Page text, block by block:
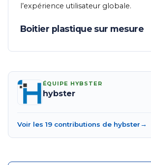
l’expérience utilisateur globale.
Boitier plastique sur mesure
ÉQUIPE HYBSTER
hybster
Voir les 19 contributions de hybster→